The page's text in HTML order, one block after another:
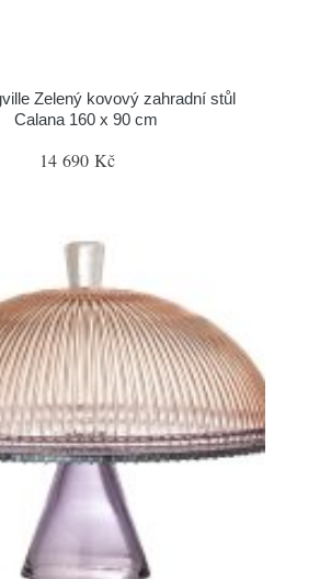
Zelený kovový zahradní stůl
Calana 160 x 90 cm
14 690 Kč